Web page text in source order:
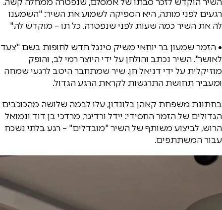
רגעים לפני מותה, היא הספיקה לשמוע את השיר: "השמענו
לה את השיר כמה שעות לפני שנפטרה. כל תו – מוקדש לה."
• הזמר שמעון בר יוחאי משיק סינגל חדש לחופות בשם "צעד
לאושר". השיר נכתב והולחן על ידי היוצר רמי לב, והופק
מוזיקלית על ידי דניאל חן. שיר שמתחבר היטב לרגעי שמחה
ומעביר תחושת התרגשות לקראת הרגע הגדול.
בחתונת משפחת קאהן בלונדון, עלו לבמה שלושה מהכוכבים
הגדולים של הזמר החסידי: יידל ורדיגר, מרדכי בן דוד ונמואל
הרוש, לביצוע משותף של השיר "מובדלים" – רגע בלתי נשכח
עבור המשתתפים.